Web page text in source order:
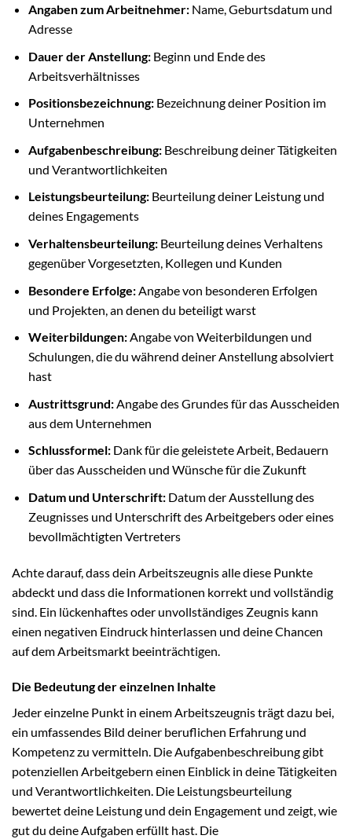
Angaben zum Arbeitnehmer:Name, Geburtsdatum und
Adresse
Dauer der Anstellung:Beginn und Ende des
Arbeitsverhältnisses
Positionsbezeichnung:Bezeichnung deiner Position im
Unternehmen
Aufgabenbeschreibung:Beschreibung deiner Tätigkeiten
und Verantwortlichkeiten
Leistungsbeurteilung:Beurteilung deiner Leistung und
deines Engagements
Verhaltensbeurteilung:Beurteilung deines Verhaltens
gegenüber Vorgesetzten, Kollegen und Kunden
Besondere Erfolge:Angabe von besonderen Erfolgen
und Projekten, an denen du beteiligt warst
Weiterbildungen:Angabe von Weiterbildungen und
Schulungen, die du während deiner Anstellung absolviert
hast
Austrittsgrund:Angabe des Grundes für das Ausscheiden
aus dem Unternehmen
Schlussformel:Dank für die geleistete Arbeit, Bedauern
über das Ausscheiden und Wünsche für die Zukunft
Datum und Unterschrift:Datum der Ausstellung des
Zeugnisses und Unterschrift des Arbeitgebers oder eines
bevollmächtigten Vertreters
Achte darauf, dass dein Arbeitszeugnis alle diese Punkte
abdeckt und dass die Informationen korrekt und vollständig
sind. Ein lückenhaftes oder unvollständiges Zeugnis kann
einen negativen Eindruck hinterlassen und deine Chancen
auf dem Arbeitsmarkt beeinträchtigen.
Die Bedeutung der einzelnen Inhalte
Jeder einzelne Punkt in einem Arbeitszeugnis trägt dazu bei,
ein umfassendes Bild deiner beruflichen Erfahrung und
Kompetenz zu vermitteln. Die Aufgabenbeschreibung gibt
potenziellen Arbeitgebern einen Einblick in deine Tätigkeiten
und Verantwortlichkeiten. Die Leistungsbeurteilung
bewertet deine Leistung und dein Engagement und zeigt, wie
gut du deine Aufgaben erfüllt hast. Die